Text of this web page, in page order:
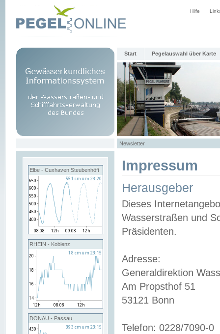
Hilfe
Start Pegelauswahl über Karte
Newsletter
Elbe - Cuxhaven Steubenhöft
RHEIN - Koblenz
DONAU - Passau
Impressum
Herausgeber
Dieses
Wasserstraßen und
Präsidenten.
Adresse:
Generaldirektion
Am Propsthof 51
53121 Bonn
Telefon: 0228/7090-0